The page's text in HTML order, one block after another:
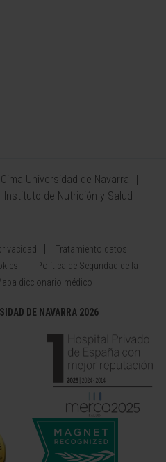
Cima Universidad de Navarra
Instituto de Nutrición y Salud
Tratamiento datos
Política de Seguridad de la
diccionario médico
DE NAVARRA 2026